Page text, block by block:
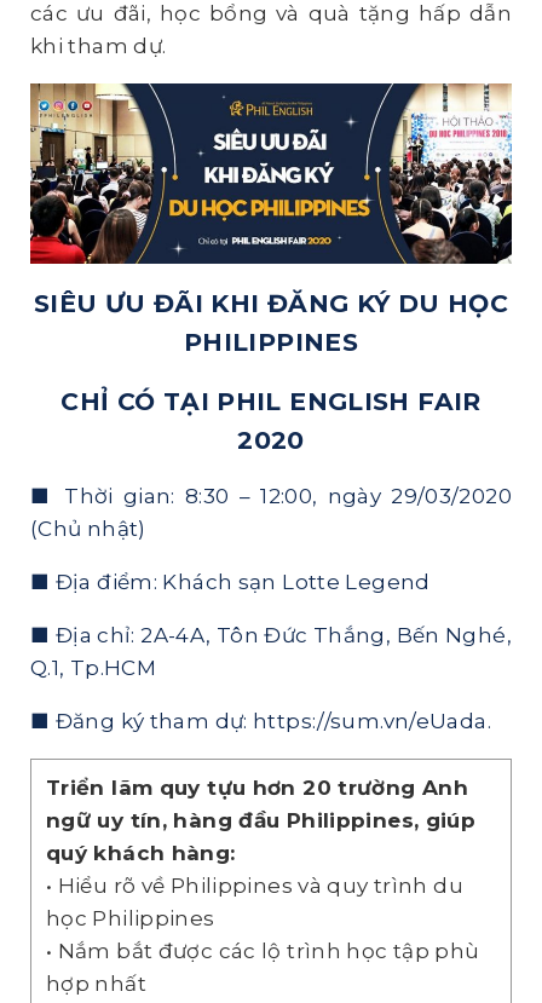
các ưu đãi, học bổng và quà tặng hấp dẫn
khi tham dự.
SIÊU ƯU ĐÃI KHI ĐĂNG KÝ DU HỌC
PHILIPPINES
CHỈ CÓ TẠI PHIL ENGLISH FAIR
2020
■ Thời gian: 8:30 – 12:00, ngày 29/03/2020
(Chủ nhật)
■ Địa điểm: Khách sạn Lotte Legend
■ Địa chỉ: 2A-4A, Tôn Đức Thắng, Bến Nghé,
Q.1, Tp.HCM
■ Đăng ký tham dự: https://sum.vn/eUada .
Triển lãm quy tựu hơn 20 trường Anh
ngữ uy tín, hàng đầu Philippines, giúp
quý khách hàng:
• Hiểu rõ về Philippines và quy trình du
học Philippines
• Nắm bắt được các lộ trình học tập phù
hợp nhất